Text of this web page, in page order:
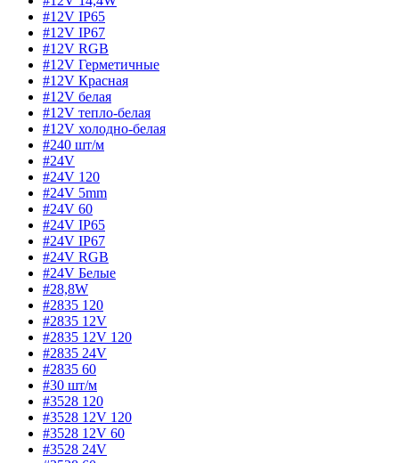
#12V IP65
#12V IP67
#12V RGB
#12V Герметичные
#12V Красная
#12V белая
#12V тепло-белая
#12V холодно-белая
#240 шт/м
#24V
#24V 120
#24V 5mm
#24V 60
#24V IP65
#24V IP67
#24V RGB
#24V Белые
#28,8W
#2835 120
#2835 12V
#2835 12V 120
#2835 24V
#2835 60
#30 шт/м
#3528 120
#3528 12V 120
#3528 12V 60
#3528 24V